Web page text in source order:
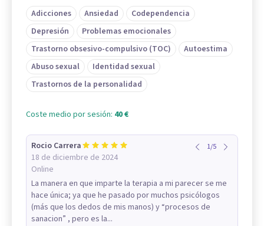
Adicciones Ansiedad
Codependencia
Depresión
Problemas emocionales
Trastorno obsesivo-compulsivo (TOC)
Autoestima
Abuso sexual
Identidad sexual
Trastornos de la personalidad
Coste medio por sesión: 40 €
Rocio Carrera
18 de diciembre de 2024
Online
1/5
La manera en que imparte la terapia a mi parecer se me
hace única; ya que he pasado por muchos psicólogos
(más que los dedos de mis manos) y “procesos de
sanacion” , pero es la...